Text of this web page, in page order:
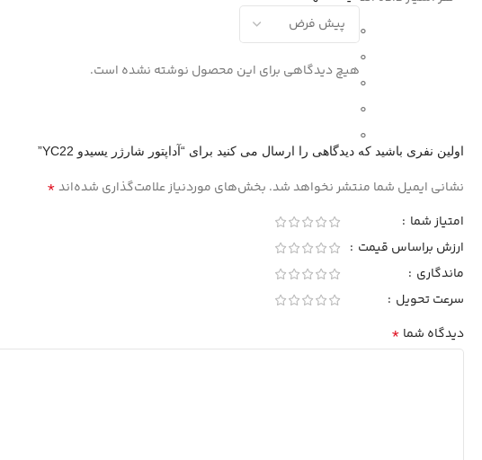
0
0
0
0
0
هیچ دیدگاهی برای این محصول نوشته نشده است.
اولین نفری باشید که دیدگاهی را ارسال می کنید برای “آداپتور شارژر یسیدو YC22”
نشانی ایمیل شما منتشر نخواهد شد. بخش‌های موردنیاز علامت‌گذاری شده‌اند*
امتیاز شما
ارزش براساس قیمت
ماندگاری
سرعت تحویل
دیدگاه شما *